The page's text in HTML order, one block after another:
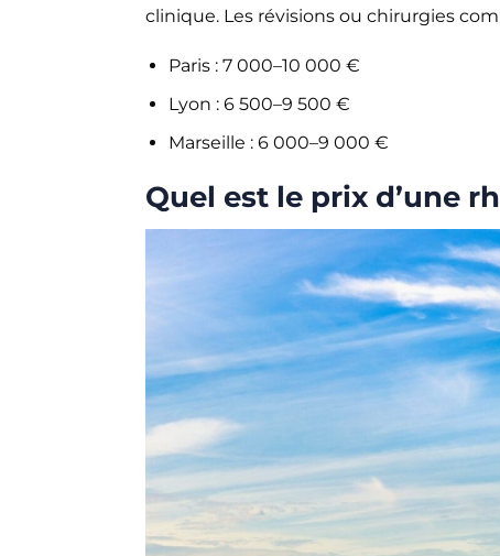
clinique. Les révisions ou chirurgies
Paris : 7 000–10 000 €
Lyon : 6 500–9 500 €
Marseille : 6 000–9 000 €
Quel est le prix d’une